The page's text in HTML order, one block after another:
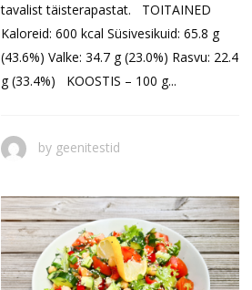
tavalist täisterapastat. TOITAINED
Kaloreid: 600 kcal Süsivesikuid: 65.8 g
(43.6%) Valke: 34.7 g (23.0%) Rasvu: 22.4
g (33.4%) KOOSTIS – 100 g...
by geenitestid